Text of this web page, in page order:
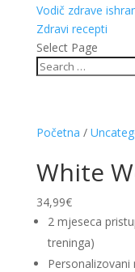
Vodič zdrave
Zdravi recepti
Select Page
Početna /
White
34,99€
2 mjeseca
treninga)